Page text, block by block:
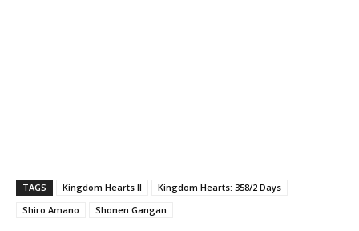
TAGS Kingdom Hearts II
Kingdom Hearts: 358/2 Days
Shiro Amano
Shonen Gangan